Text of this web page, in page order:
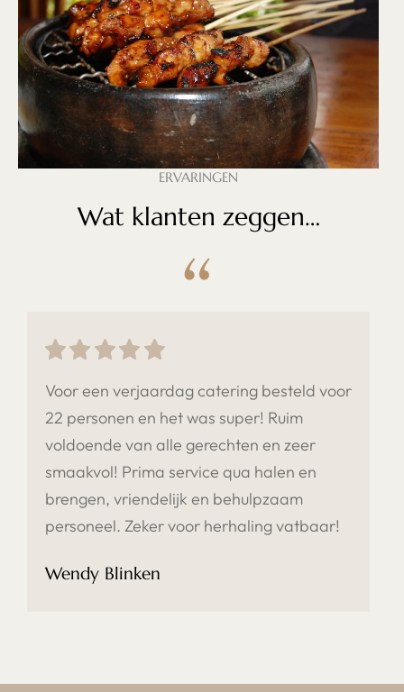
ERVARINGEN
Wat klanten zeggen…
Voor een verjaardag catering besteld voor
22 personen en het was super! Ruim
voldoende van alle gerechten en zeer
smaakvol! Prima service qua halen en
brengen, vriendelijk en behulpzaam
personeel. Zeker voor herhaling vatbaar!
Wendy Blinken